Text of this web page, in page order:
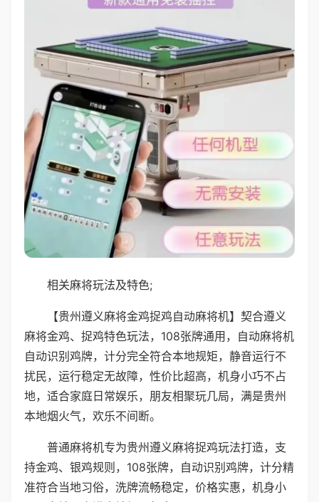
相关麻将玩法及特色;
【贵州遵义麻将金鸡捉鸡自动麻将机】契合遵义
麻将金鸡、捉鸡特色玩法，108张牌通用，自动麻将机
自动识别鸡牌，计分完全符合本地规矩，静音运行不
扰民，运行稳定无故障，性价比超高，机身小巧不占
地，适合家庭日常娱乐，朋友相聚玩几局，满是贵州
本地烟火气，欢乐不间断。
普通麻将机专为贵州遵义麻将捉鸡玩法打造，支
持金鸡、银鸡规则，108张牌，自动识别鸡牌，计分精
准符合当地习俗，洗牌流畅稳定，价格实惠，机身小